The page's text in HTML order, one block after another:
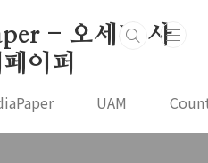
- 오세진 사
이퍼
UAM